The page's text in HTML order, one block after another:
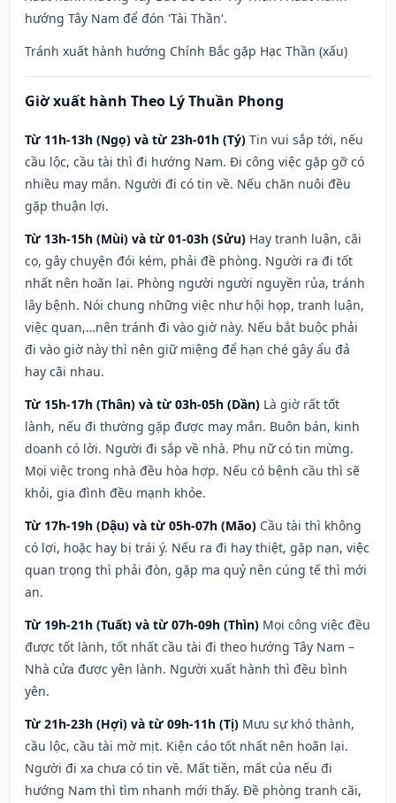
hướng Tây Nam để đón 'Tài Thần'.
Tránh xuất hành hướng Chính Bắc gặp Hạc Thần (xấu)
Giờ xuất hành Theo Lý Thuần Phong
Từ 11h-13h (Ngọ) và từ 23h-01h (Tý) Tin vui sắp tới, nếu
cầu lộc, cầu tài thì đi hướng Nam. Đi công việc gặp gỡ có
nhiều may mắn. Người đi có tin về. Nếu chăn nuôi đều
gặp thuận lợi.
Từ 13h-15h (Mùi) và từ 01-03h (Sửu) Hay tranh luận, cãi
cọ, gây chuyện đói kém, phải đề phòng. Người ra đi tốt
nhất nên hoãn lại. Phòng người người nguyền rủa, tránh
lây bệnh. Nói chung những việc như hội họp, tranh luận,
việc quan,…nên tránh đi vào giờ này. Nếu bắt buộc phải
đi vào giờ này thì nên giữ miệng để hạn ché gây ẩu đả
hay cãi nhau.
Từ 15h-17h (Thân) và từ 03h-05h (Dần) Là giờ rất tốt
lành, nếu đi thường gặp được may mắn. Buôn bán, kinh
doanh có lời. Người đi sắp về nhà. Phụ nữ có tin mừng.
Mọi việc trong nhà đều hòa hợp. Nếu có bệnh cầu thì sẽ
khỏi, gia đình đều mạnh khỏe.
Từ 17h-19h (Dậu) và từ 05h-07h (Mão) Cầu tài thì không
có lợi, hoặc hay bị trái ý. Nếu ra đi hay thiệt, gặp nạn, việc
quan trọng thì phải đòn, gặp ma quỷ nên cúng tế thì mới
an.
Từ 19h-21h (Tuất) và từ 07h-09h (Thìn) Mọi công việc đều
được tốt lành, tốt nhất cầu tài đi theo hướng Tây Nam –
Nhà cửa được yên lành. Người xuất hành thì đều bình
yên.
Từ 21h-23h (Hợi) và từ 09h-11h (Tị) Mưu sự khó thành,
cầu lộc, cầu tài mờ mịt. Kiện cáo tốt nhất nên hoãn lại.
Người đi xa chưa có tin về. Mất tiền, mất của nếu đi
hướng Nam thì tìm nhanh mới thấy. Đề phòng tranh cãi,